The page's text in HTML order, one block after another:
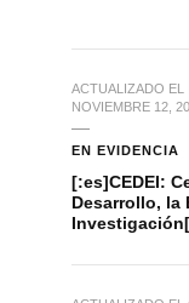
ACTUALIZADO EL
NOVIEMBRE 12,
EN EVIDENCIA
[:es]CEDEI:
Desarrollo, la